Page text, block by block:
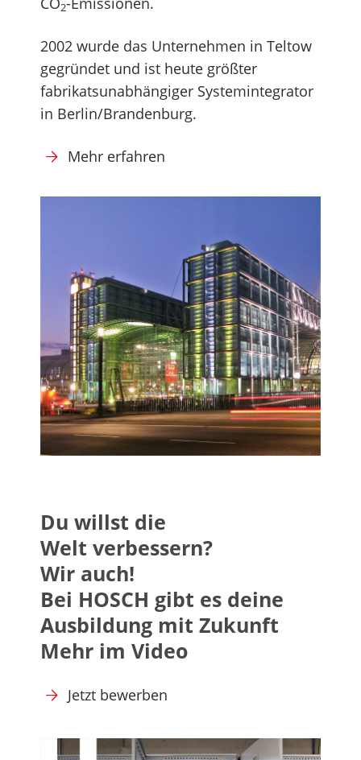
2
2002 wurde das Unternehmen in Teltow
gegründet und ist heute größter
fabrikatsunabhängiger Systemintegrator
in Berlin/Brandenburg.
Mehr erfahren
Du willst die
Welt verbessern?
Wir auch!
Bei HOSCH gibt es deine
Ausbildung mit Zukunft
Mehr im Video
Jetzt bewerben